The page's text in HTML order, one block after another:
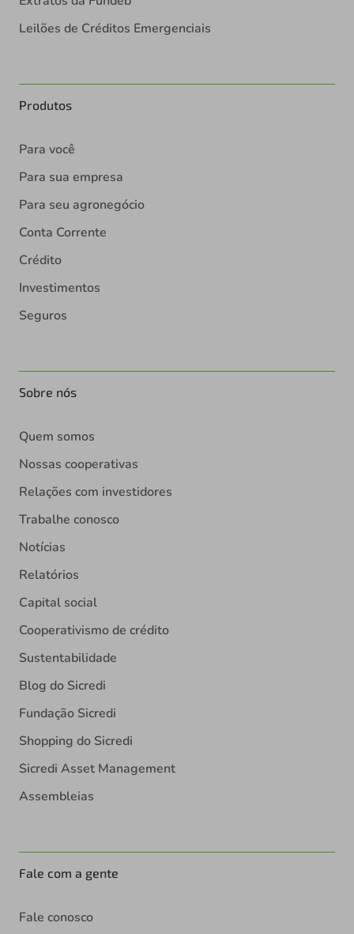
Leilões de Créditos Emergenciais
Produtos
Para você
Para sua empresa
Para seu agronegócio
Conta Corrente
Crédito
Investimentos
Seguros
Sobre nós
Quem somos
Nossas cooperativas
Relações com investidores
Trabalhe conosco
Notícias
Relatórios
Capital social
Cooperativismo de crédito
Sustentabilidade
Blog do Sicredi
Fundação Sicredi
Shopping do Sicredi
Sicredi Asset Management
Assembleias
Fale com a gente
Fale conosco